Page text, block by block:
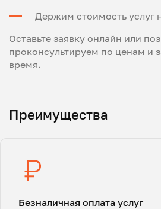
Держим стоимость услуг
Оставьте заявку онлайн или
проконсультируем по ценам и
время.
Преимущества
Безналичная оплата услуг